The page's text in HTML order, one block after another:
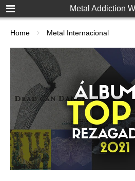
Metal Addiction
Home Metal Internacional